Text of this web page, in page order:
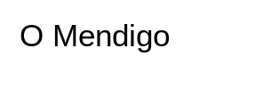
O Mendigo